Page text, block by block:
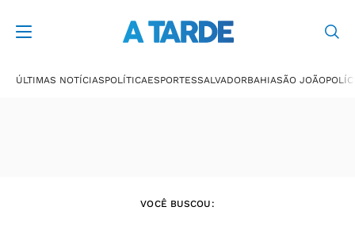
ÚLTIMAS NOTÍCIASPOLÍTICAESPORTESSALVADORBAHIASÃO JOÃO
VOCÊ BUSCOU: